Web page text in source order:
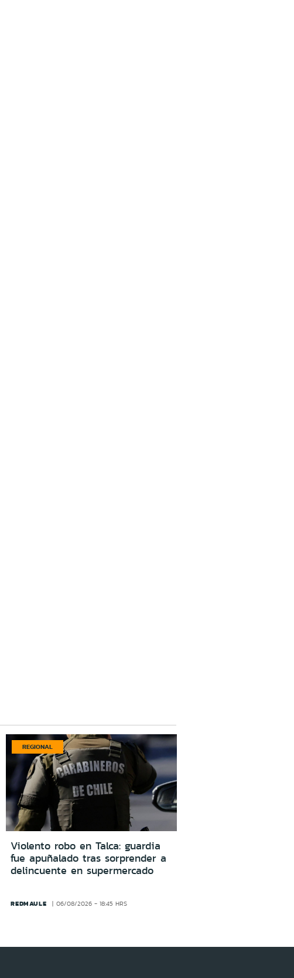
REGIONAL
Violento robo en Talca: guardia
fue apuñalado tras sorprender a
delincuente en supermercado
REDMAULE 06/08/2026 - 18:45 HRS